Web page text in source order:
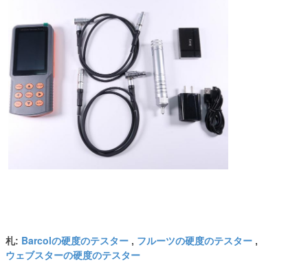
札: Barcolの硬度のテスター , フルーツの硬度のテスター ,
ウェブスターの硬度のテスター